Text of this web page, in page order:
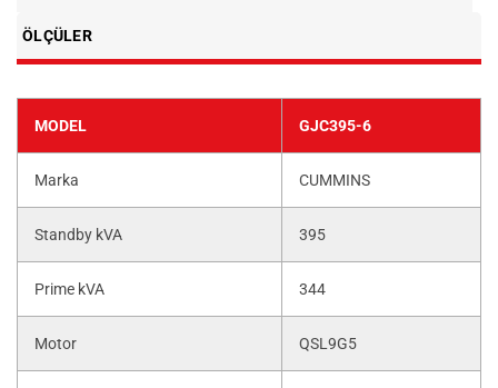
ÖLÇÜLER
MODEL GJC395-6
Marka CUMMINS
Standby kVA 395
Prime kVA 344
Motor QSL9G5